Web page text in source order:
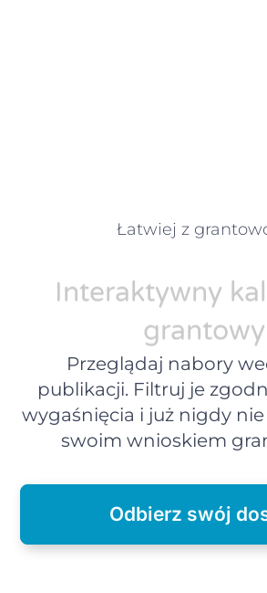
Łatwiej z
Interaktywny
grantowy
Przeglądaj nabory
publikacji. Filtruj je
wygaśnięcia i już nigdy nie
swoim wnioskiem
Odbierz swój